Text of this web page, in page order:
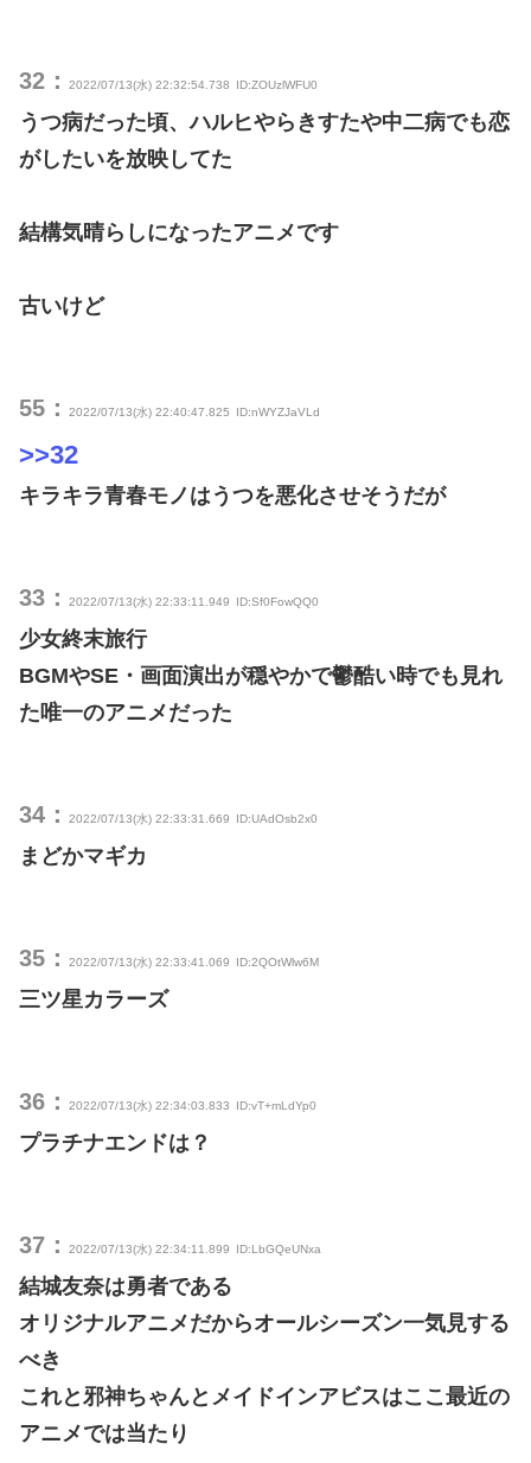
32： 2022/07/13(水) 22:32:54.738 ID:ZOUzlWFU0
うつ病だった頃、ハルヒやらきすたや中二病でも恋
がしたいを放映してた
結構気晴らしになったアニメです
古いけど
55： 2022/07/13(水) 22:40:47.825 ID:nWYZJaVLd
>>32
キラキラ青春モノはうつを悪化させそうだが
33： 2022/07/13(水) 22:33:11.949 ID:Sf0FowQQ0
少女終末旅行
BGMやSE・画面演出が穏やかで鬱酷い時でも見れ
た唯一のアニメだった
34： 2022/07/13(水) 22:33:31.669 ID:UAdOsb2x0
まどかマギカ
35： 2022/07/13(水) 22:33:41.069 ID:2QOtWlw6M
三ツ星カラーズ
36： 2022/07/13(水) 22:34:03.833 ID:vT+mLdYp0
プラチナエンドは？
37： 2022/07/13(水) 22:34:11.899 ID:LbGQeUNxa
結城友奈は勇者である
オリジナルアニメだからオールシーズン一気見する
べき
これと邪神ちゃんとメイドインアビスはここ最近の
アニメでは当たり